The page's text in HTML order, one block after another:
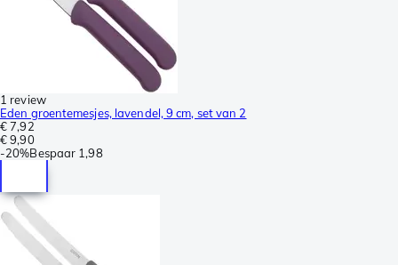
1 review
Eden groentemesjes, lavendel, 9 cm, set van 2
€ 7,92
€ 9,90
-20%Bespaar 1,98